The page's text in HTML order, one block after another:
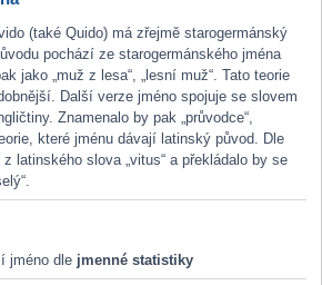
(také Quido) má zřejmě starogermánský
pochází ze starogermánského jména
jako „muž z lesa“, „lesní muž“. Tato teorie
Další verze jméno spojuje se slovem
Znamenalo by pak „průvodce“,
které jménu dávají latinský původ. Dle
latinského slova „vitus“ a překládalo by se
jméno dle jmenné statistiky